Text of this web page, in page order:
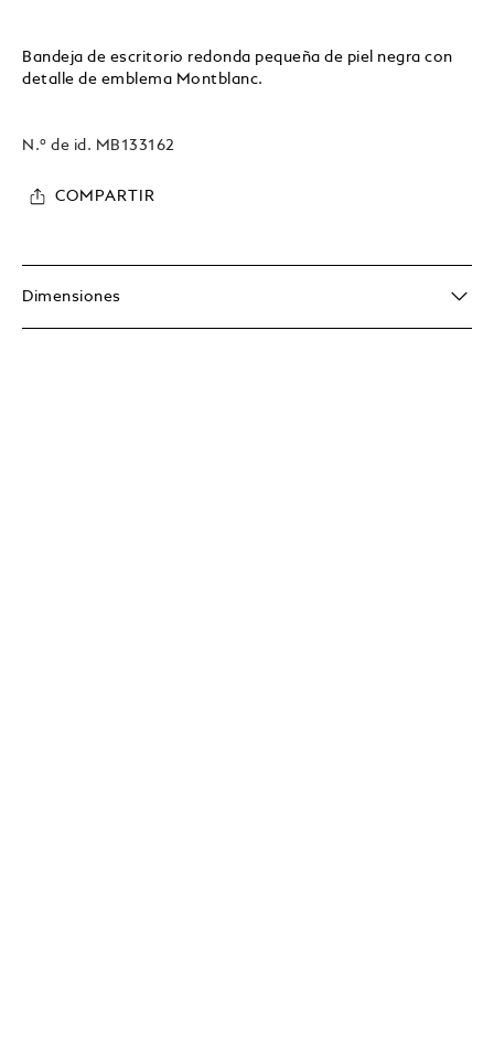
Bandeja de escritorio redonda pequeña de piel negra con
detalle de emblema Montblanc.
N.º de id. MB133162
COMPARTIR
Dimensiones